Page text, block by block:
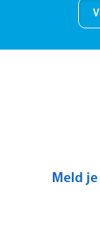
Meld